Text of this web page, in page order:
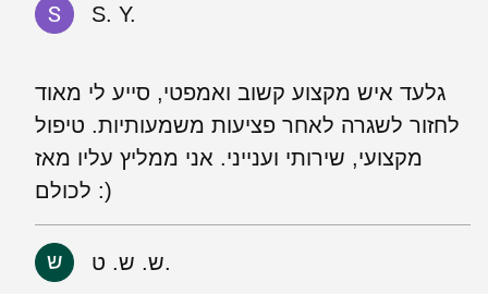
S. Y.
גלעד איש מקצוע קשוב ואמפטי, סייע לי מאוד
לחזור לשגרה לאחר פציעות משמעותיות. טיפול
מקצועי, שירותי וענייני. אני ממליץ עליו מאז
לכולם :)
ש. ש. ט.